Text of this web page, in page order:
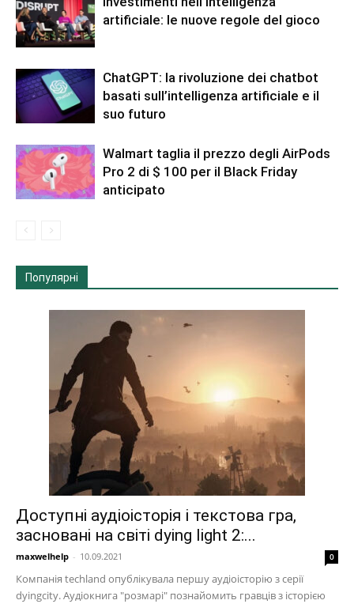
artificiale: le nuove regole del gioco
ChatGPT: la rivoluzione dei chatbot
basati sull’intelligenza artificiale e il
suo futuro
Walmart taglia il prezzo degli AirPods
Pro 2 di $ 100 per il Black Friday
anticipato
Популярні
Доступні аудіоісторія і текстова гра,
засновані на світі dying light 2:...
maxwelhelp - 10.09.2021 0
Компанія techland опублікувала першу аудіоісторію з серії
dyingcity. Аудіокнига "розмарі" познайомить гравців з історією